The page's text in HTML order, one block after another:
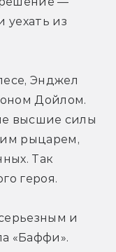
из
Энджел
Дойлом.
высшие силы
рыцарем,
Так
героя.
и
«Баффи».